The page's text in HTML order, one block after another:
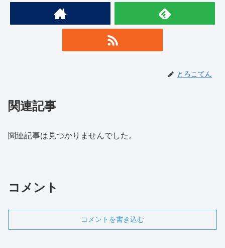
とろこてん
関連記事
関連記事は見つかりませんでした。
コメント
コメントを書き込む